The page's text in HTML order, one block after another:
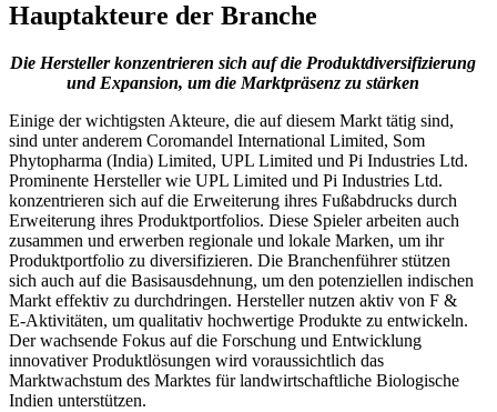
Hauptakteure der Branche
Die Hersteller konzentrieren sich auf die Produktdiversifizierung
und Expansion, um die Marktpräsenz zu stärken
Einige der wichtigsten Akteure, die auf diesem Markt tätig sind,
sind unter anderem Coromandel International Limited, Som
Phytopharma (India) Limited, UPL Limited und Pi Industries Ltd.
Prominente Hersteller wie UPL Limited und Pi Industries Ltd.
konzentrieren sich auf die Erweiterung ihres Fußabdrucks durch
Erweiterung ihres Produktportfolios. Diese Spieler arbeiten auch
zusammen und erwerben regionale und lokale Marken, um ihr
Produktportfolio zu diversifizieren. Die Branchenführer stützen
sich auch auf die Basisausdehnung, um den potenziellen indischen
Markt effektiv zu durchdringen. Hersteller nutzen aktiv von F &
E-Aktivitäten, um qualitativ hochwertige Produkte zu entwickeln.
Der wachsende Fokus auf die Forschung und Entwicklung
innovativer Produktlösungen wird voraussichtlich das
Marktwachstum des Marktes für landwirtschaftliche Biologische
Indien unterstützen.